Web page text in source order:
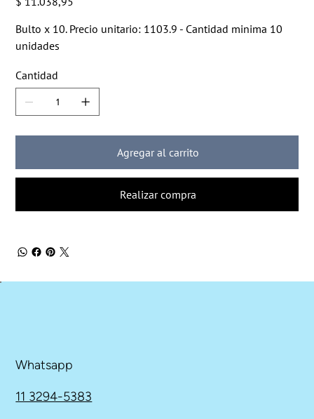
Bulto x 10. Precio unitario: 1103.9 - Cantidad minima 10
unidades
Cantidad
Agregar al carrito
Realizar compra
Whatsapp
11 3294-5383